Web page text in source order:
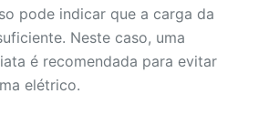
pode indicar que a carga da
Neste caso, uma
é recomendada para evitar
elétrico.